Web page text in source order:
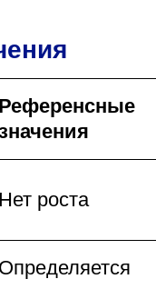
Референсные
Нет роста
Определяется